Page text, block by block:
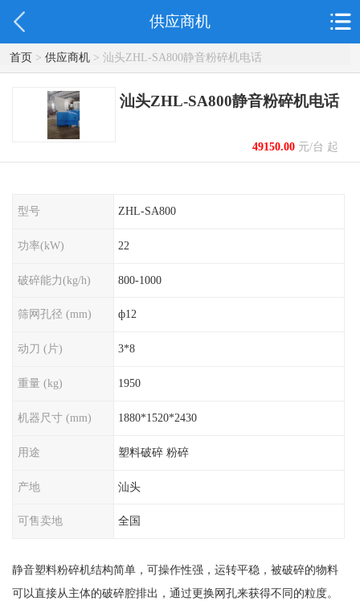
供应商机
首页> 供应商机> 汕头ZHL-SA800静音粉碎机电话
汕头ZHL-SA800静音粉碎机电话
49150.00元/台 起
型号 ZHL-SA800
功率(kW) 22
破碎能力(kg/h) 800-1000
筛网孔径 (mm) ф12
动刀 (片) 3*8
重量 (kg) 1950
机器尺寸 (mm) 1880*1520*2430
用途 塑料破碎 粉碎
产地 汕头
可售卖地 全国
静音塑料粉碎机结构简单，可操作性强，运转平稳，被破碎的物料
可以直接从主体的破碎腔排出，通过更换网孔来获得不同的粒度。